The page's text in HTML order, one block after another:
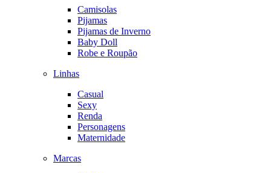
Camisolas
Pijamas
Pijamas de Inverno
Baby Doll
Robe e Roupão
Linhas
Casual
Sexy
Renda
Personagens
Maternidade
Marcas